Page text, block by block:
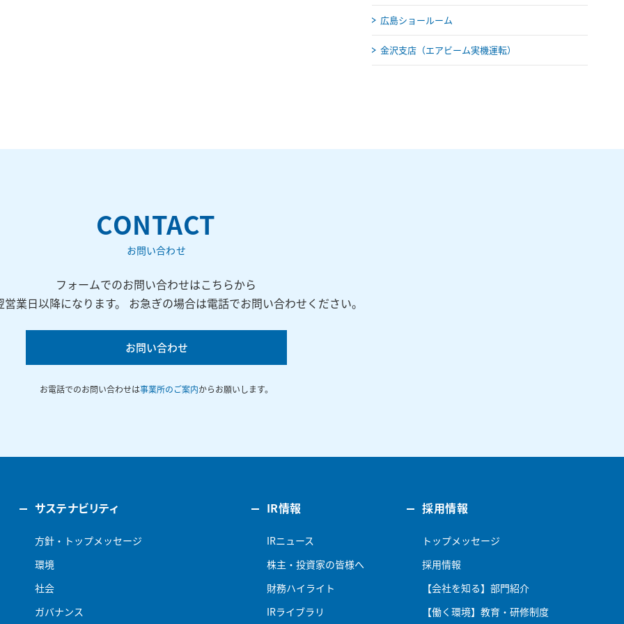
広島ショールーム
金沢支店（エアビーム実機運転）
CONTACT
お問い合わせ
フォームでのお問い合わせはこちらから
業日以降になります。 お急ぎの場合は電話でお問い合わせください。
お問い合わせ
お電話でのお問い合わせは事業所のご案内からお願いします。
サステナビリティ
方針・トップメッセージ
環境
社会
ガバナンス
IR情報
IRニュース
株主・投資家の皆様へ
財務ハイライト
IRライブラリ
採用情報
トップメッセージ
採用情報
【会社を知る】部門紹介
【働く環境】教育・研修制度